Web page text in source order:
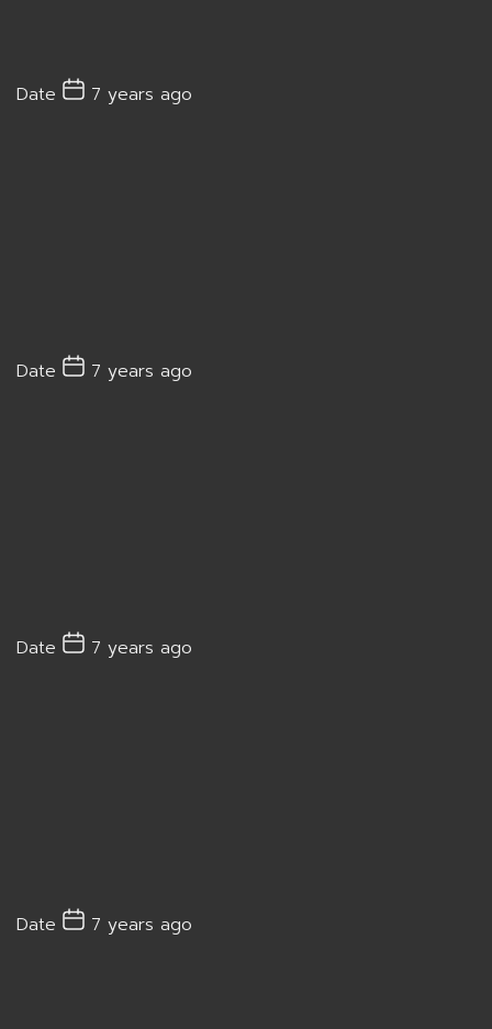
Date 7 years ago
Date 7 years ago
Date 7 years ago
Date 7 years ago